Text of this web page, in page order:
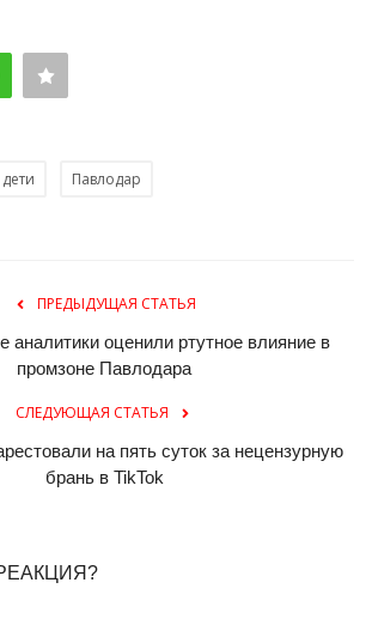
дети Павлодар
ПРЕДЫДУЩАЯ СТАТЬЯ
аналитики оценили ртутное влияние в
промзоне Павлодара
СЛЕДУЮЩАЯ СТАТЬЯ
на пять суток за нецензурную
брань в TikTok